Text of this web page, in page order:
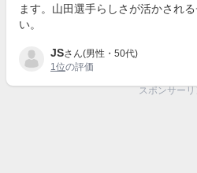
ます。山田選手らしさが活かされ
い。
JSさん(男性・50代)
1位の評価
スポンサーリ